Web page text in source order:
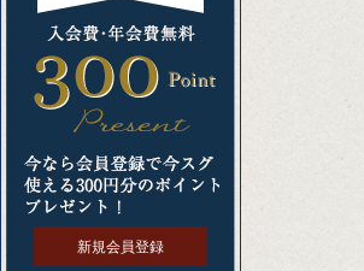
新規会員登録